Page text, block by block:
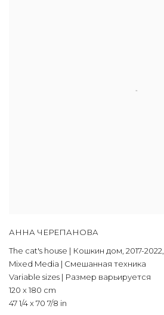
АННА ЧЕРЕПАНОВА
The cat's house | Кошкин дом, 2017-2022,
Mixed Media | Смешанная техника
Variable sizes | Размер варьируется
120 x 180 cm
47 1/4 x 70 7/8 in